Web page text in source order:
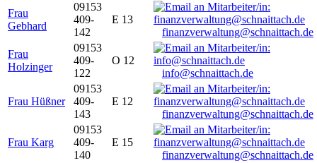
Frau
Gebhard
09153
409-
142
E 13
finanzverwaltung@schnaittach.de
Frau
Holzinger
09153
409-
122
O 12
info@schnaittach.de
Frau Hüßner
09153
409-
143
E 12
finanzverwaltung@schnaittach.de
Frau Karg
09153
409-
140
E 15
finanzverwaltung@schnaittach.de